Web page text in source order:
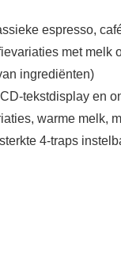
espresso,
met melk
ingrediënten)
tekstdisplay en
warme melk,
4-traps